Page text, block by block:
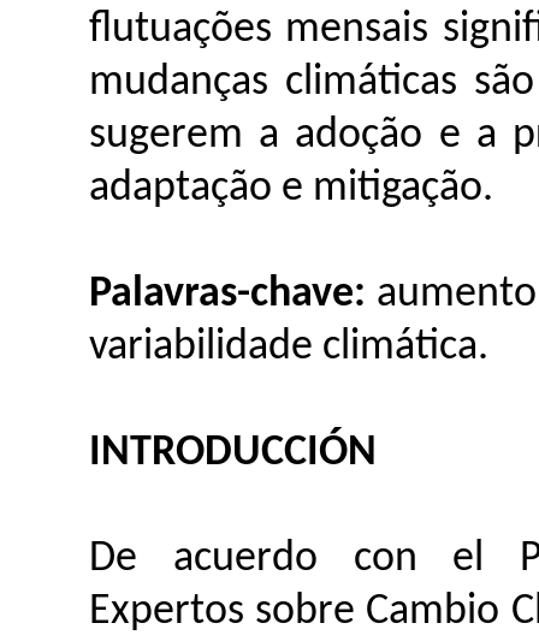
flutuações mensais
mudanças climáticas
sugerem a adoção e a
adaptação e mitigação.
Palavras-chave:
variabilidade climática.
INTRODUCCIÓN
De acuerdo con el
Expertos sobre Cambio